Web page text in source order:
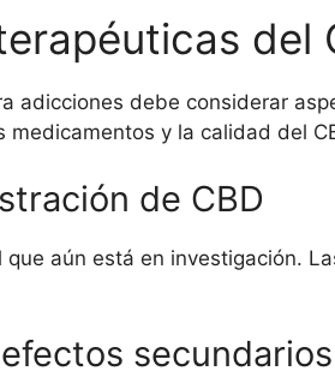
del
adicciones debe considerar
y la calidad del
de CBD
aún está en investigación.
secundarios